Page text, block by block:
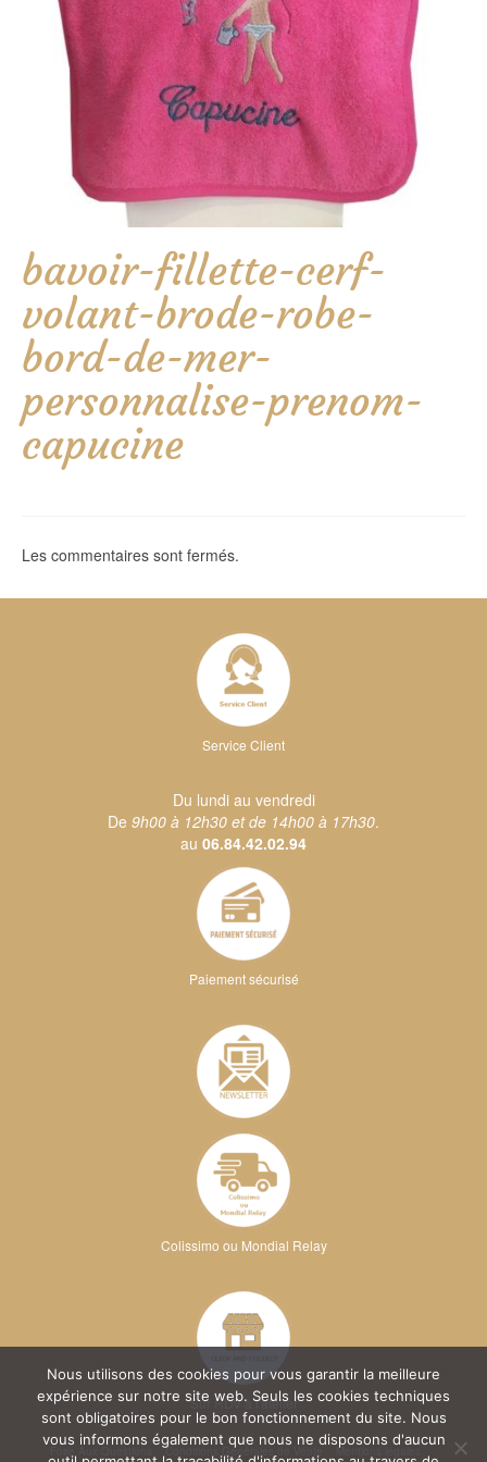
bavoir-fillette-cerf-
volant-brode-robe-
bord-de-mer-
personnalise-prenom-
capucine
Les commentaires sont fermés.
Service Client
Du lundi au vendredi
De 9h00 à 12h30 et de 14h00 à 17h30.
au 06.84.42.02.94
Paiement sécurisé
Colissimo ou Mondial Relay
Sur RDV à l'atelier
Conditions Générales de Vente Mentions légales
Nous utilisons des cookies pour vous garantir la meilleure
expérience sur notre site web. Seuls les cookies techniques
sont obligatoires pour le bon fonctionnement du site. Nous
vous informons également que nous ne disposons d'aucun